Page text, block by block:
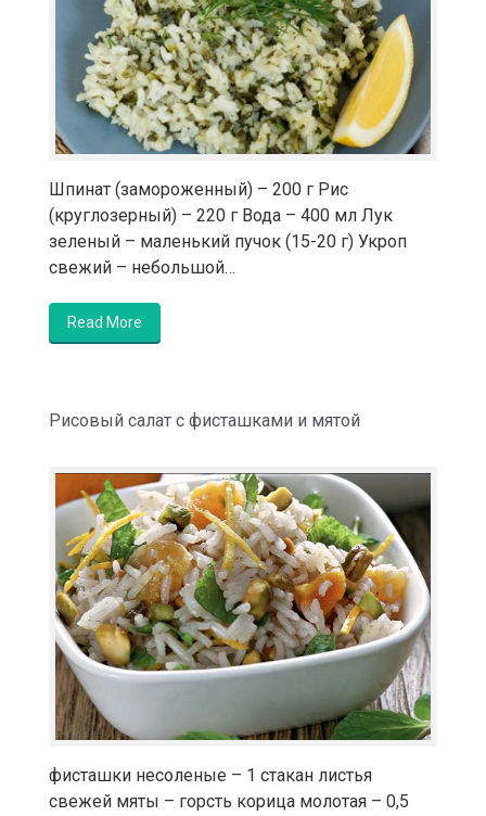
Шпинат (замороженный) – 200 г Рис
(круглозерный) – 220 г Вода – 400 мл Лук
зеленый – маленький пучок (15-20 г) Укроп
свежий – небольшой…
Read More
Рисовый салат с фисташками и мятой
фисташки несоленые – 1 стакан листья
свежей мяты – горсть корица молотая – 0,5